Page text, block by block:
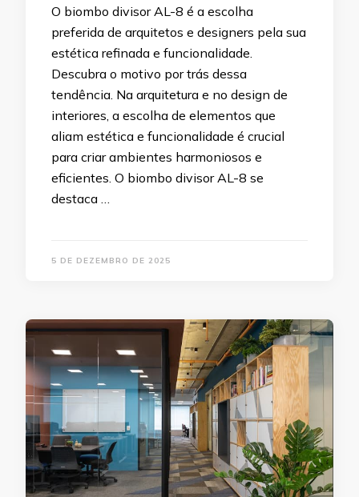
O biombo divisor AL-8 é a escolha
preferida de arquitetos e designers pela sua
estética refinada e funcionalidade.
Descubra o motivo por trás dessa
tendência. Na arquitetura e no design de
interiores, a escolha de elementos que
aliam estética e funcionalidade é crucial
para criar ambientes harmoniosos e
eficientes. O biombo divisor AL-8 se
destaca …
5 DE DEZEMBRO DE 2025